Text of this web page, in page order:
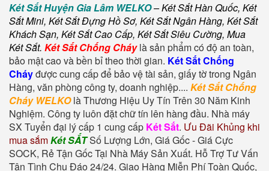
Két Sắt Huyện Gia Lâm WELKO–Két Sắt Hàn Quốc, Két
Sắt Mini, Két Sắt Đựng Hồ Sơ, Két Sắt Ngân Hàng, Két Sắt
Khách Sạn, Két Sắt Cao Cấp, Két Sắt Siêu Cường, Mua
Két Sắt. Két Sắt Chống Cháylà sản phẩm có độ an toàn,
bảo mật cao và bền bỉ theo thời gian. Két Sắt Chống
Cháyđược cung cấp để bảo vệ tài sản, giấy tờ trong Ngân
Hàng, văn phòng công ty, doanh nghiệp.... Két Sắt Chống
Cháy WELKOlà Thương Hiệu Uy Tín Trên 30 Năm Kinh
Nghiệm. Công ty luôn đặt chữ tín lên hàng đầu. Nhà máy
SX Tuyển đại lý cấp 1 cung cấp Két Sắt. Ưu Đãi Khủng khi
mua sắmKét SẮTSố Lượng Lớn, Giá Gốc - Giá Cực
SOCK, Rẻ Tận Gốc Tại Nhà Máy Sản Xuất. Hỗ Trợ Tư Vấn
Tận Tình Chu Đáo 24/24. Giao Hàng Miễn Phí Toàn Quốc,